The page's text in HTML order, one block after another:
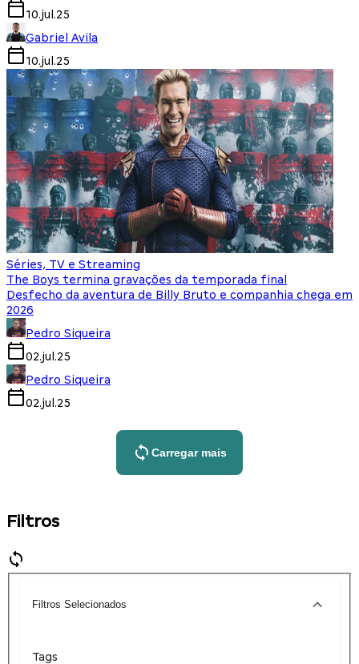
10.jul.25
Gabriel Avila
10.jul.25
Séries, TV e Streaming
The Boys termina gravações da temporada final
Desfecho da aventura de Billy Bruto e companhia chega em
2026
Pedro Siqueira
02.jul.25
Pedro Siqueira
02.jul.25
Carregar mais
Filtros
Filtros Selecionados
Tags